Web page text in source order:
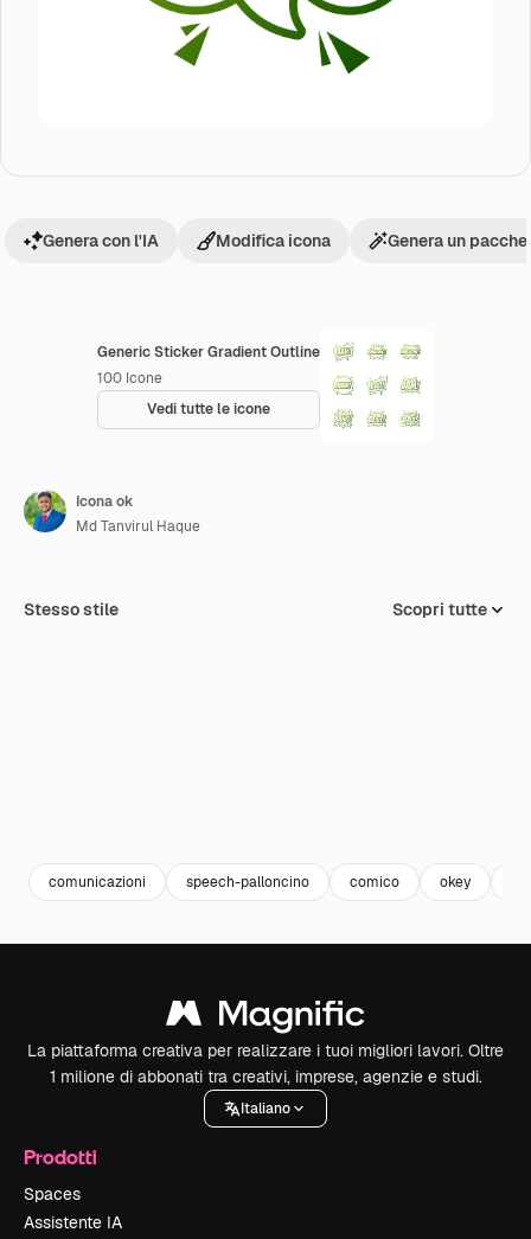
Generic Sticker Gradient Outline
100 Icone
Vedi tutte le icone
Genera con l'IA Modifica icona Genera un
Icona ok
Md Tanvirul Haque
Stesso stile Scopri tutte
comunicazioni speech-palloncino comico okey
La piattaforma creativa per realizzare i tuoi migliori lavori. Oltre
1 milione di abbonati tra creativi, imprese, agenzie e studi.
Italiano
Prodotti
Spaces
Assistente IA